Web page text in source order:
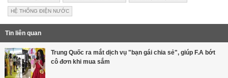
HỆ THỐNG ĐIỆN NƯỚC
Tin liên quan
Trung Quốc ra mắt dịch vụ "bạn gái chia sẻ", giúp F.A bớt
cô đơn khi mua sắm